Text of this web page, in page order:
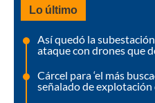
Lo último
Así quedó la
ataque con drones que
Cárcel para ‘el más
señalado de